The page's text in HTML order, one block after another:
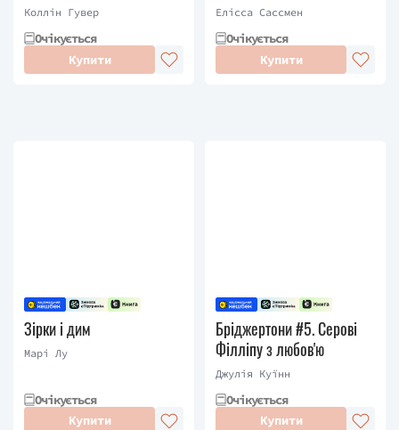
Коллін Гувер
Очікується
Купити
Елісса Сассмен
Очікується
Купити
Зірки і дим
Марі Лу
Очікується
Купити
Бріджертони #5. Серові
Філліпу з любов'ю
Джулія Куїнн
Очікується
Купити